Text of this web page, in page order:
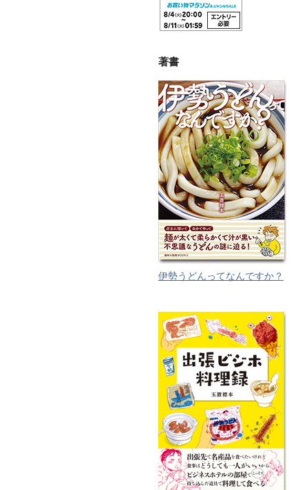
著書
伊勢うどんってなんですか？